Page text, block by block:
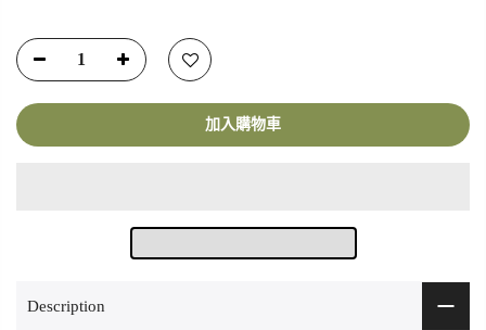
加入購物車
Description